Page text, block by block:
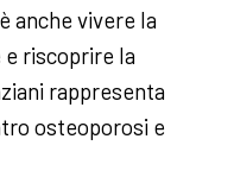
anche vivere la
riscoprire la
rappresenta
osteoporosi e